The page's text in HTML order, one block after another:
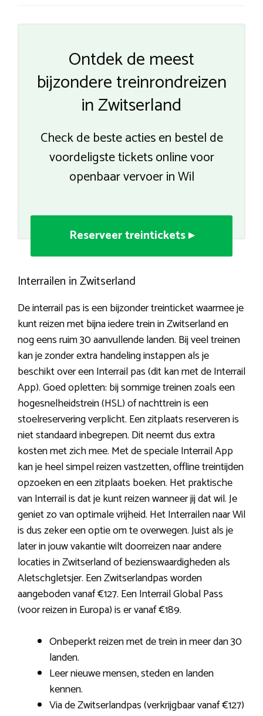
Ontdek de meest
bijzondere treinrondreizen
in Zwitserland
Check de beste acties en bestel de
voordeligste tickets online voor
openbaar vervoer in Wil
Reserveer treintickets ▸
Interrailen in Zwitserland
De interrail pas is een bijzonder treinticket waarmee je
kunt reizen met bijna iedere trein in Zwitserland en
nog eens ruim 30 aanvullende landen. Bij veel treinen
kan je zonder extra handeling instappen als je
beschikt over een Interrail pas (dit kan met de Interrail
App). Goed opletten: bij sommige treinen zoals een
hogesnelheidstrein (HSL) of nachttrein is een
stoelreservering verplicht. Een zitplaats reserveren is
niet standaard inbegrepen. Dit neemt dus extra
kosten met zich mee. Met de speciale Interrail App
kan je heel simpel reizen vastzetten, offline treintijden
opzoeken en een zitplaats boeken. Het praktische
van Interrail is dat je kunt reizen wanneer jij dat wil. Je
geniet zo van optimale vrijheid. Het Interrailen naar Wil
is dus zeker een optie om te overwegen. Juist als je
later in jouw vakantie wilt doorreizen naar andere
locaties in Zwitserland of bezienswaardigheden als
Aletschgletsjer. Een Zwitserlandpas worden
aangeboden vanaf €127. Een Interrail Global Pass
(voor reizen in Europa) is er vanaf €189.
Onbeperkt reizen met de trein in meer dan 30
landen.
Leer nieuwe mensen, steden en landen
kennen.
Via de Zwitserlandpas (verkrijgbaar vanaf €127)